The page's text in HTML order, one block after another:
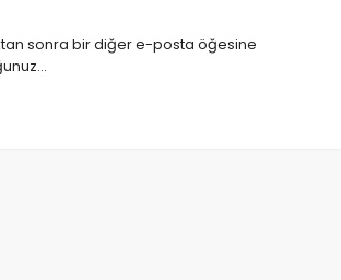
sonra bir diğer e-posta öğesine